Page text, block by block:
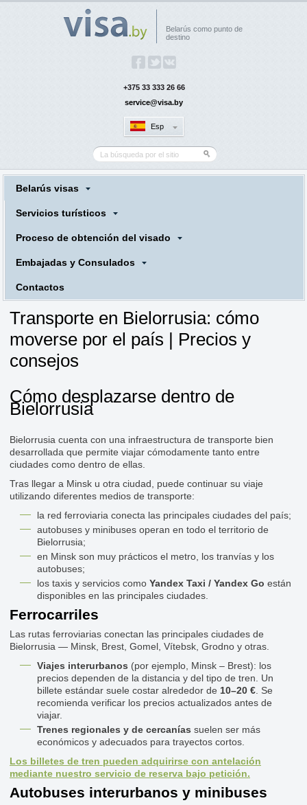
Belarús como punto de
destino
+375 33 333 26 66
service@visa.by
Esp
Belarús visas
Servicios turísticos
Proceso de obtención del visado
Embajadas y Consulados
Contactos
Transporte en Bielorrusia: cómo
moverse por el país | Precios y
consejos
Cómo desplazarse dentro de
Bielorrusia
Bielorrusia cuenta con una infraestructura de transporte bien
desarrollada que permite viajar cómodamente tanto entre
ciudades como dentro de ellas.
Tras llegar a Minsk u otra ciudad, puede continuar su viaje
utilizando diferentes medios de transporte:
la red ferroviaria conecta las principales ciudades del país;
autobuses y minibuses operan en todo el territorio de
Bielorrusia;
en Minsk son muy prácticos el metro, los tranvías y los
autobuses;
los taxis y servicios como Yandex Taxi / Yandex Go están
disponibles en las principales ciudades.
Ferrocarriles
Las rutas ferroviarias conectan las principales ciudades de
Bielorrusia — Minsk, Brest, Gomel, Vítebsk, Grodno y otras.
Viajes interurbanos (por ejemplo, Minsk – Brest): los
precios dependen de la distancia y del tipo de tren. Un
billete estándar suele costar alrededor de 10–20 € . Se
recomienda verificar los precios actualizados antes de
viajar.
Trenes regionales y de cercanías suelen ser más
económicos y adecuados para trayectos cortos.
Los billetes de tren pueden adquirirse con antelación
mediante nuestro servicio de reserva bajo petición.
Autobuses interurbanos y minibuses